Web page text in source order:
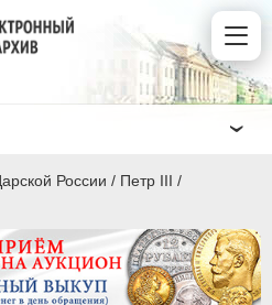
России / Петр III /